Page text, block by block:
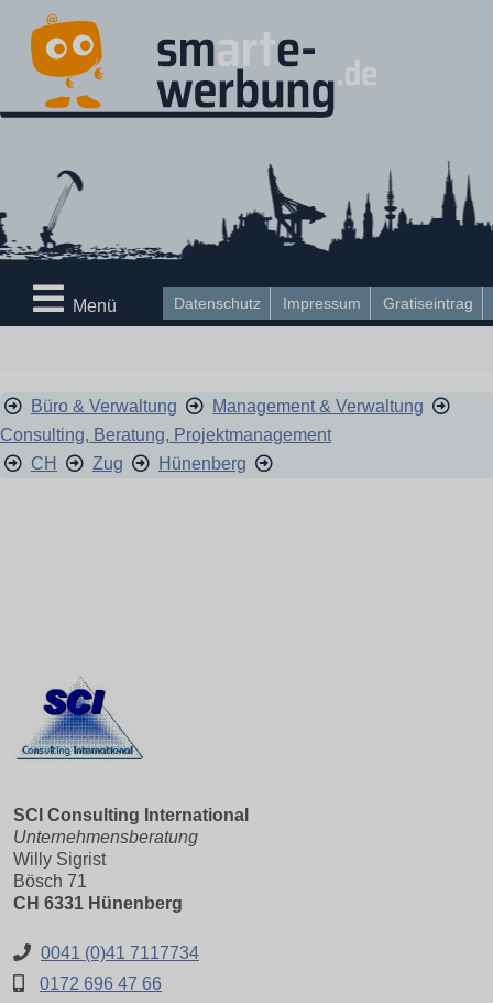
Datenschutz Impressum Gratiseintrag
Menü
Büro & Verwaltung
Management & Verwaltung
Consulting, Beratung, Projektmanagement
CH
Zug Hünenberg
SCI Consulting International
Unternehmensberatung
Willy Sigrist
Bösch 71
CH 6331 Hünenberg
0041 (0)41 7117734
0172 696 47 66